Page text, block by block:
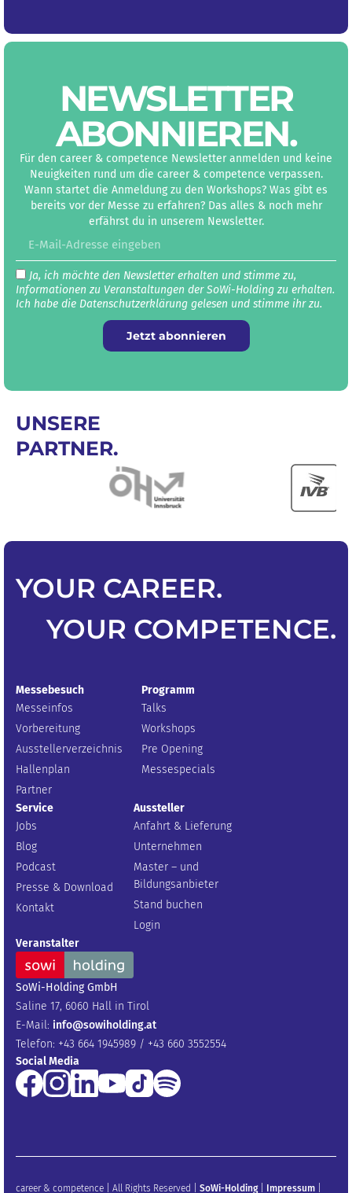
NEWS­LETTER
ABON­NIEREN.
Für den career & competence Newsletter anmelden und keine
Neuigkeiten rund um die career & competence verpassen.
Wann startet die Anmeldung zu den Workshops? Was gibt es
bereits vor der Messe zu erfahren? Das alles & noch mehr
erfährst du in unserem Newsletter.
Ja, ich möchte den Newsletter erhalten und stimme zu,
Informationen zu Veranstaltungen der SoWi-Holding zu erhalten.
Ich habe die Datenschutz­erklärung gelesen und stimme ihr zu.
Jetzt abonnieren
UNSERE
PARTNER.
YOUR CAREER.
YOUR COMPETENCE.
Messebesuch
Messeinfos
Vorbereitung
Ausstellerverzeichnis
Hallenplan
Partner
Programm
Talks
Workshops
Pre Opening
Messespecials
Service
Jobs
Blog
Podcast
Presse & Download
Kontakt
Aussteller
Anfahrt & Lieferung
Unternehmen
Master – und
Bildungsanbieter
Stand buchen
Login
Veranstalter
SoWi-Holding GmbH
Saline 17, 6060 Hall in Tirol
E-Mail: info@sowiholding.at
Telefon: +43 664 1945989 / +43 660 3552554
Social Media
career & competence | All Rights Reserved | SoWi-Holding| Impressum